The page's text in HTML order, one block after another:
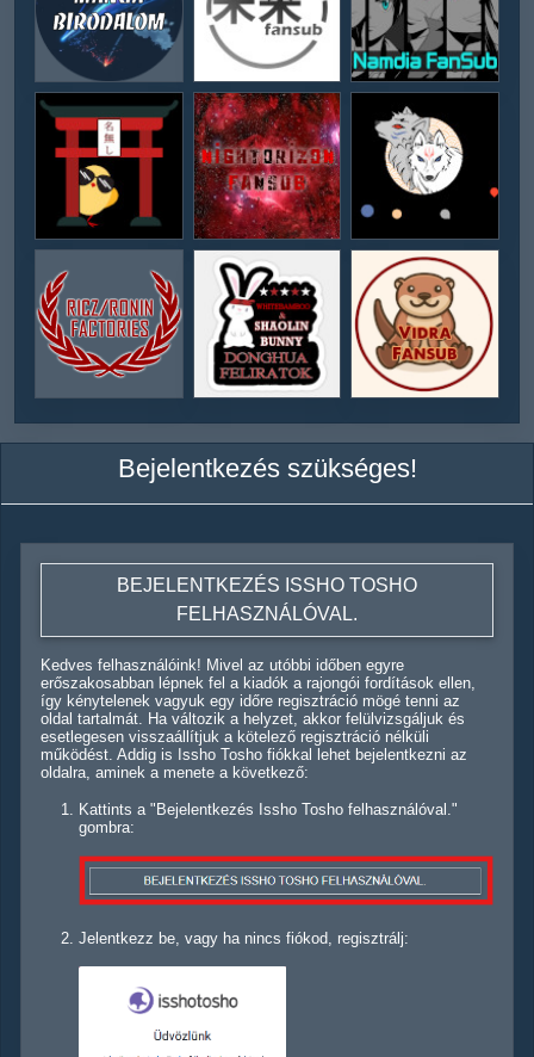
Bejelentkezés szükséges!
BEJELENTKEZÉS ISSHO TOSHO
FELHASZNÁLÓVAL.
Kedves felhasználóink! Mivel az utóbbi időben egyre
erőszakosabban lépnek fel a kiadók a rajongói fordítások ellen,
így kénytelenek vagyuk egy időre regisztráció mögé tenni az
oldal tartalmát. Ha változik a helyzet, akkor felülvizsgáljuk és
esetlegesen visszaállítjuk a kötelező regisztráció nélküli
működést. Addig is Issho Tosho fiókkal lehet bejelentkezni az
oldalra, aminek a menete a következő:
Kattints a "Bejelentkezés Issho Tosho felhasználóval."
gombra:
Jelentkezz be, vagy ha nincs fiókod, regisztrálj: